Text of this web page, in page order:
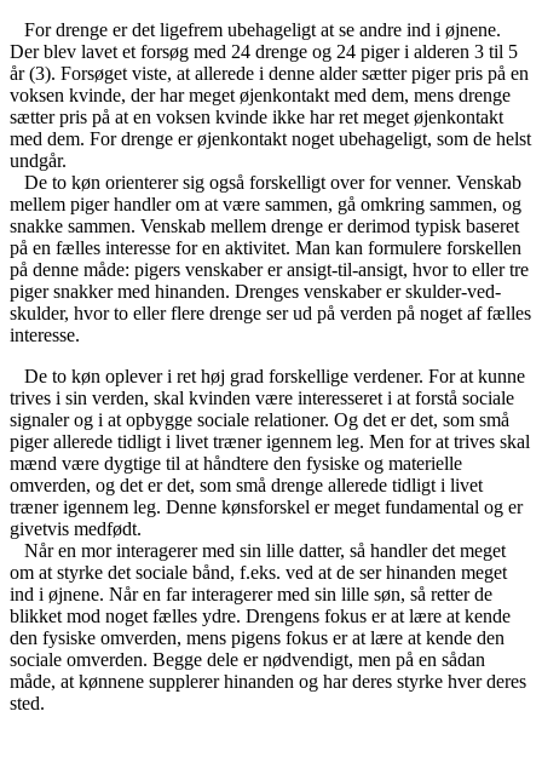
For drenge er det ligefrem ubehageligt at se andre ind i øjnene.
Der blev lavet et forsøg med 24 drenge og 24 piger i alderen 3 til 5
år (3). Forsøget viste, at allerede i denne alder sætter piger pris på en
voksen kvinde, der har meget øjenkontakt med dem, mens drenge
sætter pris på at en voksen kvinde ikke har ret meget øjenkontakt
med dem. For drenge er øjenkontakt noget ubehageligt, som de helst
undgår.
De to køn orienterer sig også forskelligt over for venner. Venskab
mellem piger handler om at være sammen, gå omkring sammen, og
snakke sammen. Venskab mellem drenge er derimod typisk baseret
på en fælles interesse for en aktivitet. Man kan formulere forskellen
på denne måde: pigers venskaber er ansigt-til-ansigt, hvor to eller tre
piger snakker med hinanden. Drenges venskaber er skulder-ved-
skulder, hvor to eller flere drenge ser ud på verden på noget af fælles
interesse.
De to køn oplever i ret høj grad forskellige verdener. For at kunne
trives i sin verden, skal kvinden være interesseret i at forstå sociale
signaler og i at opbygge sociale relationer. Og det er det, som små
piger allerede tidligt i livet træner igennem leg. Men for at trives skal
mænd være dygtige til at håndtere den fysiske og materielle
omverden, og det er det, som små drenge allerede tidligt i livet
træner igennem leg. Denne kønsforskel er meget fundamental og er
givetvis medfødt.
Når en mor interagerer med sin lille datter, så handler det meget
om at styrke det sociale bånd, f.eks. ved at de ser hinanden meget
ind i øjnene. Når en far interagerer med sin lille søn, så retter de
blikket mod noget fælles ydre. Drengens fokus er at lære at kende
den fysiske omverden, mens pigens fokus er at lære at kende den
sociale omverden. Begge dele er nødvendigt, men på en sådan
måde, at kønnene supplerer hinanden og har deres styrke hver deres
sted.